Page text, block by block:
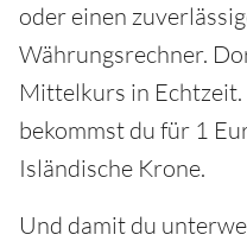
oder einen
Währungsrechner.
Mittelkurs in
bekommst du für 1
Isländische Krone.
Und damit du